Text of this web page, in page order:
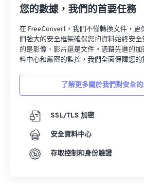
您的數據，我們的首要任務
在 FreeConvert，我們不僅轉換文件，更
們強大的安全框架確保您的資料始終安
的是影像、影片還是文件。憑藉先進的
料中心和嚴密的監控，我們全面保障您的
了解更多關於我們對安全
SSL/TLS 加密
安全資料中心
存取控制和身份驗證